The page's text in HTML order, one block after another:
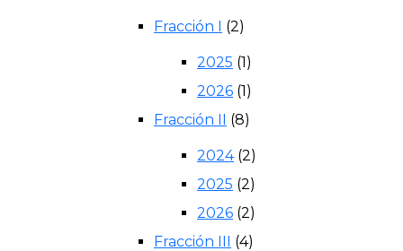
Fracción I (2)
2025 (1)
2026 (1)
Fracción II (8)
2024(2)
2025 (2)
2026 (2)
Fracción III (4)